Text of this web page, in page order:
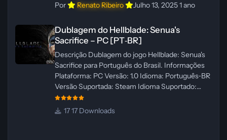
Por Renato Ribeiro Julho 13, 20251 ano
Dublagem do Hellblade: Senua's
Sacrifice – PC [PT‑BR]
Descrição Dublagem do jogo Hellblade: Senua's
Sacrifice para Português do Brasil. Informações
Plataforma: PC Versão: 1.0 Idioma: Português‑BR
Versão Suportada: Steam Idioma Suportado:
Inglês Lançamento: 26/01/2025 Tamanho: 110 MB
Créditos — Central de Traduções
17 Downloads